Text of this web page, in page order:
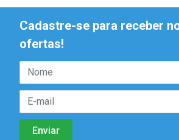
Cadastre-se para receber
ofertas!